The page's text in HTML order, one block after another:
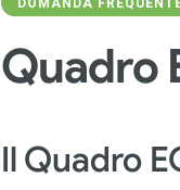
DOMANDA
Quadro
Il Quadro